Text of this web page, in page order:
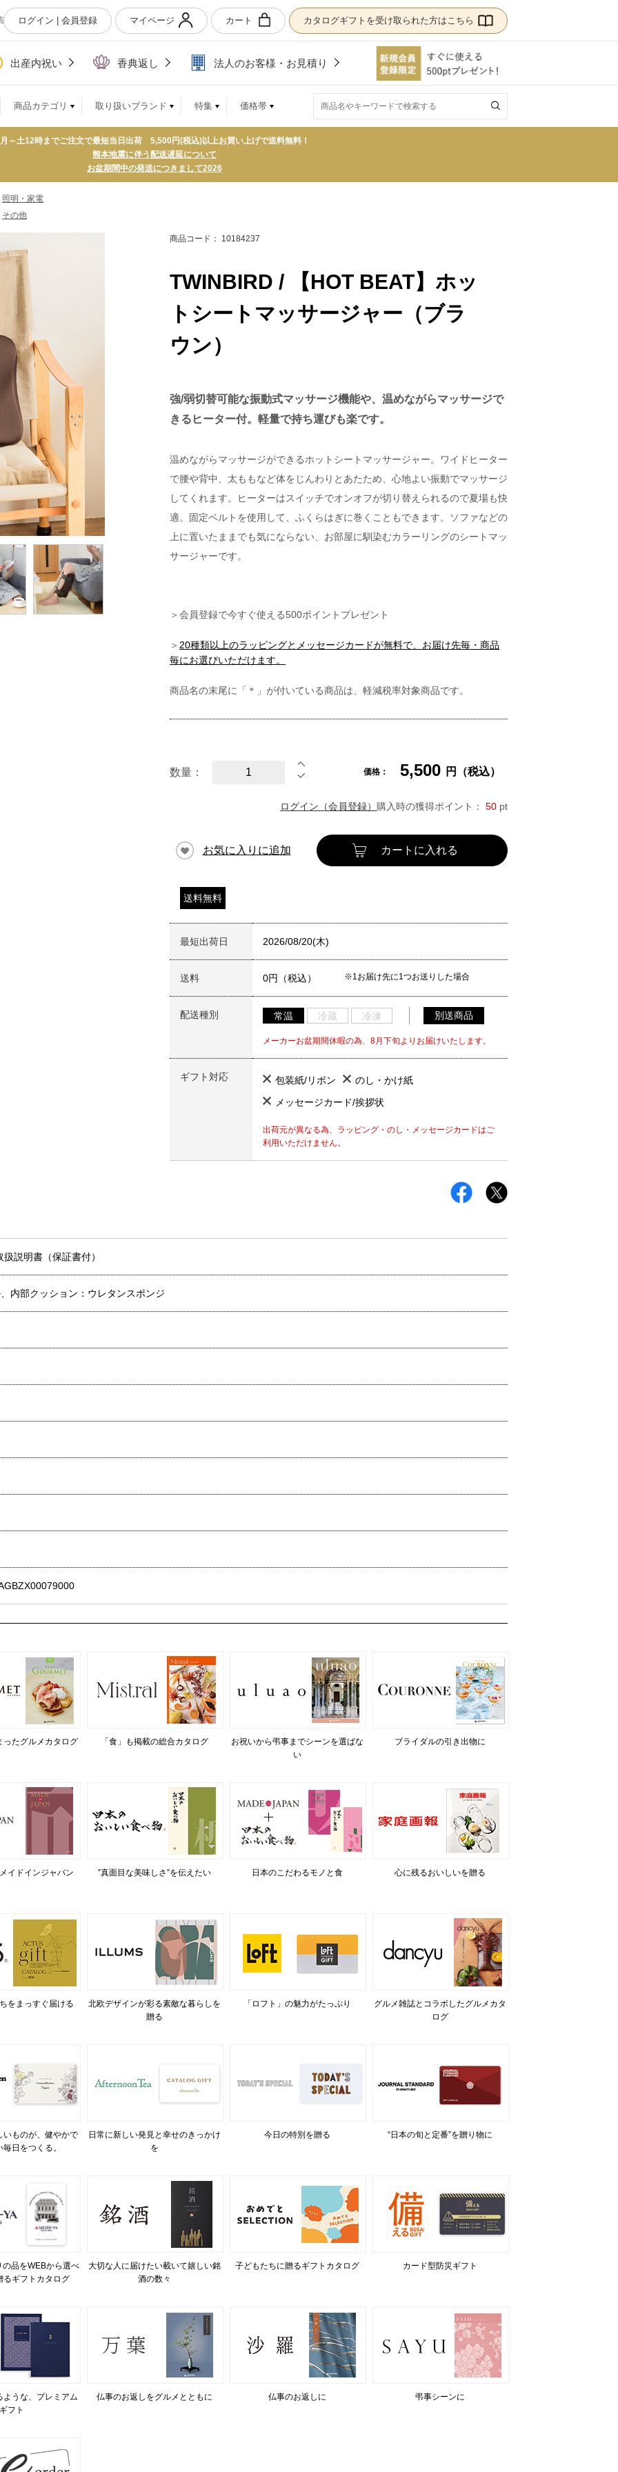
ログイン | 会員登録 マイページ カート カタログギフトを受け取られた方はこちら
出産内祝い 香典返し 法人のお客様・お見積り
商品カテゴリ 取り扱いブランド 特集 価格帯
月～土12時までご注文で最短当日出荷 5,500円(税込)以上お買い上げで送料無料！
熊本地震に伴う配送遅延について
お盆期間中の発送につきまして2026
照明・家電
その他
商品コード： 10184237
TWINBIRD / 【HOT BEAT】ホッ
トシートマッサージャー（ブラ
ウン）
強/弱切替可能な振動式マッサージ機能や、温めながらマッサージで
きるヒーター付。軽量で持ち運びも楽です。
温めながらマッサージができるホットシートマッサージャー。ワイドヒーター
で腰や背中、太ももなど体をじんわりとあたため、心地よい振動でマッサージ
してくれます。ヒーターはスイッチでオンオフが切り替えられるので夏場も快
適。固定ベルトを使用して、ふくらはぎに巻くこともできます。ソファなどの
上に置いたままでも気にならない、お部屋に馴染むカラーリングのシートマッ
サージャーです。
＞会員登録で今すぐ使える500ポイントプレゼント
＞ 20種類以上のラッピングとメッセージカードが無料で、お届け先毎・商品
毎にお選びいただけます。
商品名の末尾に「＊」が付いている商品は、軽減税率対象商品です。
数量： 価格： 5,500 円（税込）
ログイン（会員登録） 購入時の獲得ポイント： 50 pt
お気に入りに追加 カートに入れる
送料無料
最短出荷日 2026/08/20(木)
送料 0円（税込） ※1お届け先に1つお送りした場合
配送種別 常温 冷蔵 冷凍 別送商品
メーカーお盆期間休暇の為、8月下旬よりお届けいたします。
ギフト対応 包装紙/リボン
のし・かけ紙
メッセージカード/挨拶状
出荷元が異なる為、ラッピング・のし・メッセージカードはご
利用いただけません。
説明書（保証書付）
内部クッション：ウレタンスポンジ
ったグルメカタログ 「食」も掲載の総合カタログ
お祝いから弔事までシーンを選ばな
い
ブライダルの引き出物に
イドインジャパン ”真面目な美味しさ”を伝えたい 日本のこだわるモノと食 心に残るおいしいを贈る
をまっすぐ届ける
北欧デザインが彩る素敵な暮らしを
贈る
「ロフト」の魅力がたっぷり
グルメ雑誌とコラボしたグルメカタ
ログ
いものが、健やかで
日をつくる。
日常に新しい発見と幸せのきっかけ
を
今日の特別を贈る “日本の旬と定番”を贈り物に
品をWEBから選べ
るギフトカタログ
大切な人に届けたい載いて嬉しい銘
酒の数々
子どもたちに贈るギフトカタログ カード型防災ギフト
ような、プレミアム
ギフト
仏事のお返しをグルメとともに 仏事のお返しに 弔事シーンに